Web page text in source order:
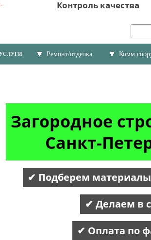
Контроль качества
Ремонт/отделка
Загородное
Санкт-
✔ Подберем
✔ Делаем в
✔ Оплата по